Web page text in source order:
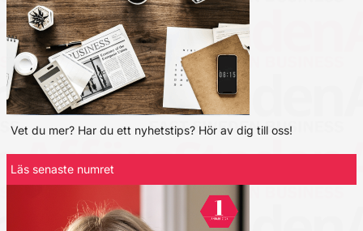
Vet du mer? Har du ett nyhetstips? Hör av dig till oss!
Läs senaste numret